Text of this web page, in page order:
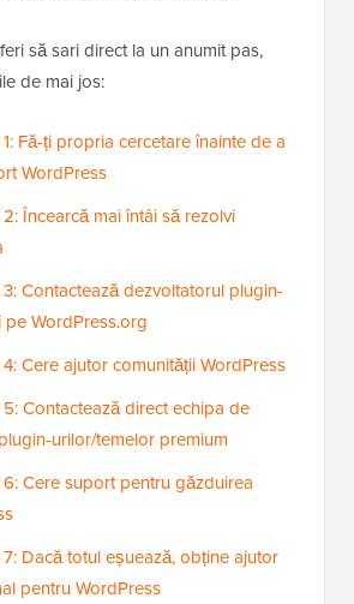
să sari direct la un anumit pas,
de mai jos:
Fă-ți propria cercetare înainte de a
WordPress
Încearcă mai întâi să rezolvi
Contactează dezvoltatorul plugin-
pe WordPress.org
Cere ajutor comunității WordPress
Contactează direct echipa de
urilor/temelor premium
Cere suport pentru găzduirea
Dacă totul eșuează, obține ajutor
pentru WordPress